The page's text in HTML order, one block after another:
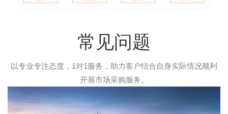
常见问题
以专业专注态度，1对1服务，助力客户结合自身实际情况顺利
开展市场采购服务。